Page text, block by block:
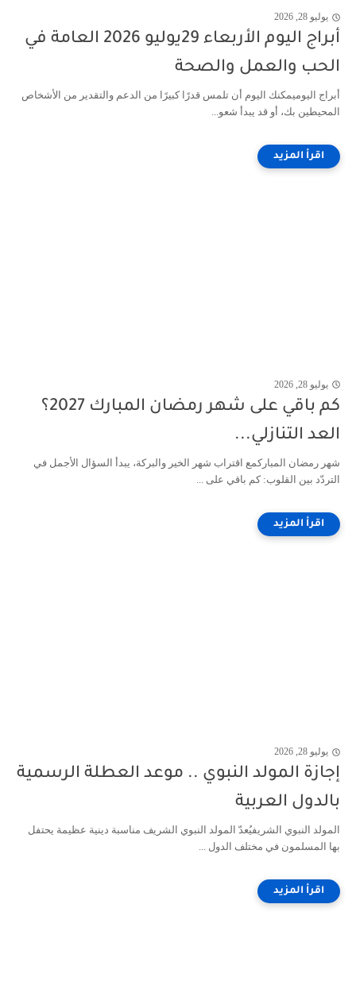
يوليو 28, 2026
أبراج اليوم الأربعاء 29يوليو 2026 العامة في
الحب والعمل والصحة
أبراج اليوميمكنك اليوم أن تلمس قدرًا كبيرًا من الدعم والتقدير من الأشخاص
المحيطين بك، أو قد يبدأ شعو...
يوليو 28, 2026
كم باقي على شهر رمضان المبارك 2027؟
العد التنازلي...
شهر رمضان المباركمع اقتراب شهر الخير والبركة، يبدأ السؤال الأجمل في
التردّد بين القلوب: كم باقي على ...
يوليو 28, 2026
إجازة المولد النبوي .. موعد العطلة الرسمية
بالدول العربية
المولد النبوي الشريفيُعدّ المولد النبوي الشريف مناسبة دينية عظيمة يحتفل
بها المسلمون في مختلف الدول ...